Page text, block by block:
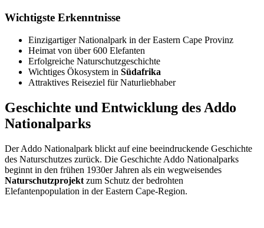
Wichtigste Erkenntnisse
Einzigartiger Nationalpark in der Eastern Cape Provinz
Heimat von über 600 Elefanten
Erfolgreiche Naturschutzgeschichte
Wichtiges Ökosystem in Südafrika
Attraktives Reiseziel für Naturliebhaber
Geschichte und Entwicklung des Addo
Nationalparks
Der Addo Nationalpark blickt auf eine beeindruckende Geschichte
des Naturschutzes zurück. Die Geschichte Addo Nationalparks
beginnt in den frühen 1930er Jahren als ein wegweisendes
Naturschutzprojekt zum Schutz der bedrohten
Elefantenpopulation in der Eastern Cape-Region.